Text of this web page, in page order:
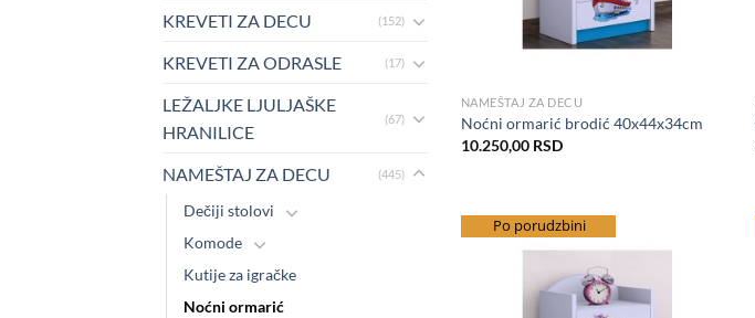
KREVETI ZA DECU (152)
KREVETI ZA ODRASLE (17)
LEŽALJKE LJULJAŠKE
HRANILICE
(67)
NAMEŠTAJ ZA DECU (445)
Dečiji stolovi
Komode
Kutije za igračke
Noćni ormarić
NAMEŠTAJ ZA DECU
Noćni ormarić brodić 40x44x34cm
10.250,00 RSD
besplatna dostava
Po porudzbini
Add to Wishlist